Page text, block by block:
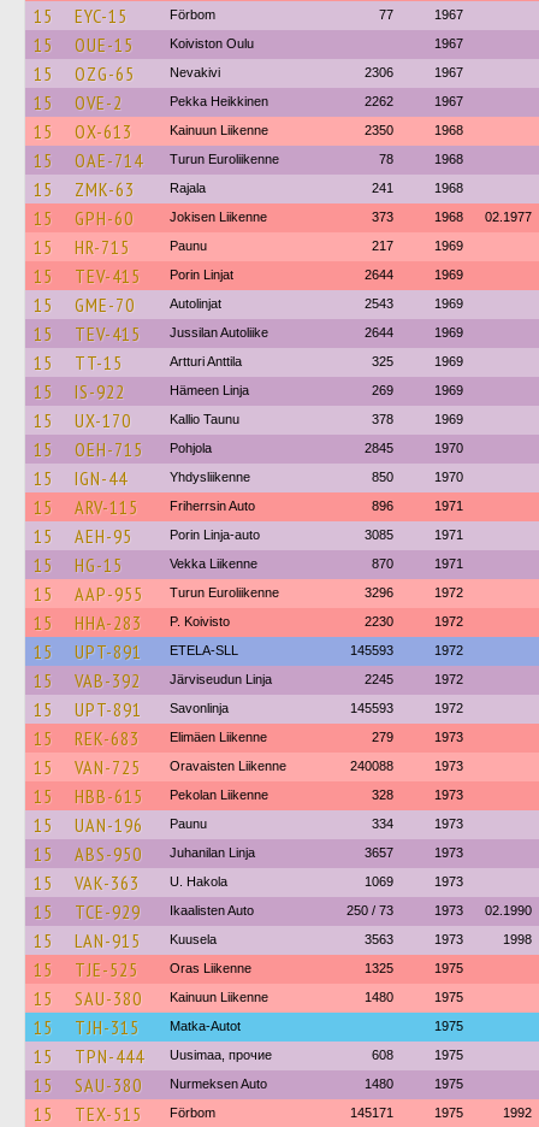
15 EYC-15 Förbom 77 1967
15 OUE-15 Koiviston Oulu 1967
15 OZG-65 Nevakivi 2306 1967
15 OVE-2 Pekka Heikkinen 2262 1967
15 OX-613 Kainuun Liikenne 2350 1968
15 OAE-714 Turun Euroliikenne 78 1968
15 ZMK-63 Rajala 241 1968
15 GPH-60 Jokisen Liikenne 373 1968 02.1977
15 HR-715 Paunu 217 1969
15 TEV-415 Porin Linjat 2644 1969
15 GME-70 Autolinjat 2543 1969
15 TEV-415 Jussilan Autoliike 2644 1969
15 TT-15 Artturi Anttila 325 1969
15 IS-922 Hämeen Linja 269 1969
15 UX-170 Kallio Taunu 378 1969
15 OEH-715 Pohjola 2845 1970
15 IGN-44 Yhdysliikenne 850 1970
15 ARV-115 Friherrsin Auto 896 1971
15 AEH-95 Porin Linja-auto 3085 1971
15 HG-15 Vekka Liikenne 870 1971
15 AAP-955 Turun Euroliikenne 3296 1972
15 HHA-283 P. Koivisto 2230 1972
15 UPT-891 ETELA-SLL 145593 1972
15 VAB-392 Järviseudun Linja 2245 1972
15 UPT-891 Savonlinja 145593 1972
15 REK-683 Elimäen Liikenne 279 1973
15 VAN-725 Oravaisten Liikenne 240088 1973
15 HBB-615 Pekolan Liikenne 328 1973
15 UAN-196 Paunu 334 1973
15 ABS-950 Juhanilan Linja 3657 1973
15 VAK-363 U. Hakola 1069 1973
15 TCE-929 Ikaalisten Auto 250 / 73 1973 02.1990
15 LAN-915 Kuusela 3563 1973 1998
15 TJE-525 Oras Liikenne 1325 1975
15 SAU-380 Kainuun Liikenne 1480 1975
15 TJH-315 Matka-Autot 1975
15 TPN-444 Uusimaa, прочие 608 1975
15 SAU-380 Nurmeksen Auto 1480 1975
15 TEX-515 Förbom 145171 1975 1992